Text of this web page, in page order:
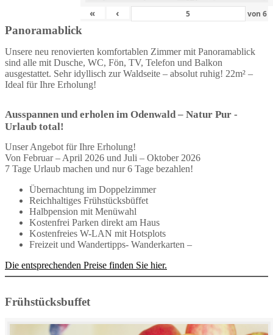
« ‹ von 6
Panoramablick
Unsere neu renovierten komfortablen Zimmer mit Panoramablick
sind alle mit Dusche, WC, Fön, TV, Telefon und Balkon
ausgestattet. Sehr idyllisch zur Waldseite – absolut ruhig! 22m² –
Ideal für Ihre Erholung!
Ausspannen und erholen im Odenwald – Natur Pur -
Urlaub total!
Unser Angebot für Ihre Erholung!
Von Februar – April 2026 und Juli – Oktober 2026
7 Tage Urlaub machen und nur 6 Tage bezahlen!
Übernachtung im Doppelzimmer
Reichhaltiges Frühstücksbüffet
Halbpension mit Menüwahl
Kostenfrei Parken direkt am Haus
Kostenfreies W-LAN mit Hotsplots
Freizeit und Wandertipps- Wanderkarten –
Die entsprechenden Preise finden Sie hier.
Frühstücksbuffet